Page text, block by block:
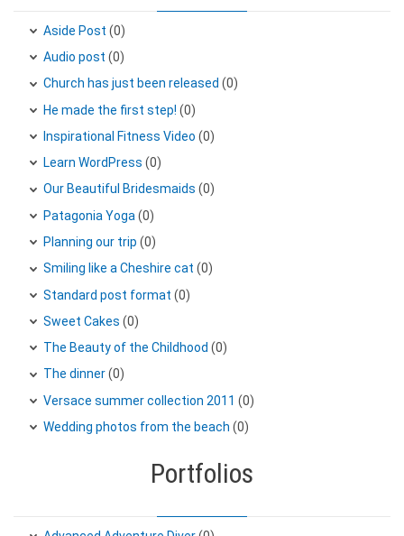
Aside Post (0)
Audio post (0)
Church has just been released (0)
He made the first step! (0)
Inspirational Fitness Video (0)
Learn WordPress (0)
Our Beautiful Bridesmaids (0)
Patagonia Yoga (0)
Planning our trip (0)
Smiling like a Cheshire cat (0)
Standard post format (0)
Sweet Cakes (0)
The Beauty of the Childhood (0)
The dinner(0)
Versace summer collection 2011 (0)
Wedding photos from the beach (0)
Portfolios